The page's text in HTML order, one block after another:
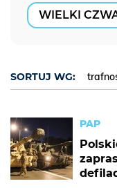
SORTUJ WG:
PAP